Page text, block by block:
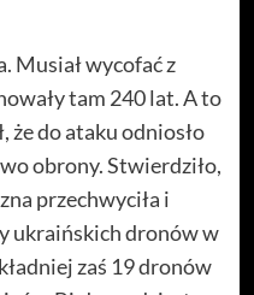
Musiał wycofać z
tam 240 lat. A to
że do ataku odniosło
obrony. Stwierdziło,
przechwyciła i
ukraińskich dronów w
zaś 19 dronów